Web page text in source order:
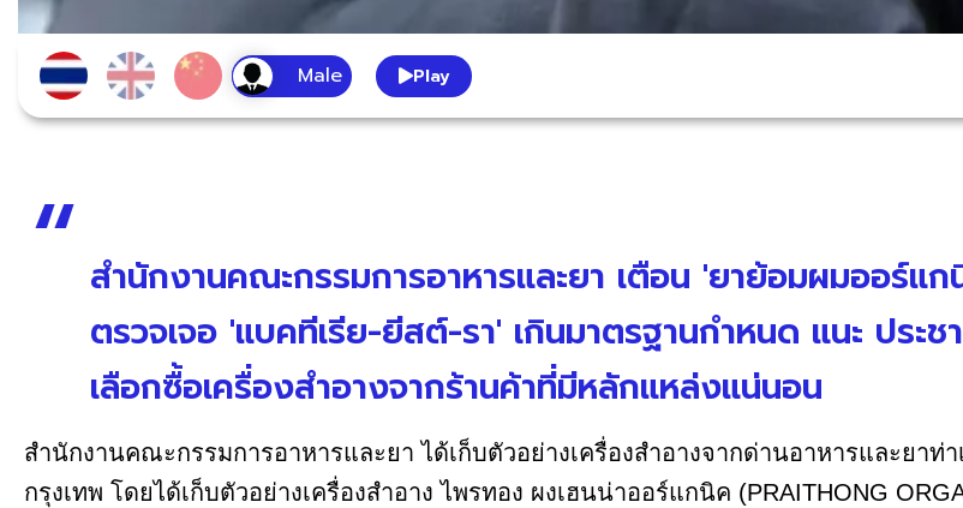
Play
สำนักงานคณะกรรมการอาหารและยา เตือน 'ยาย้อมผมออร์แก
ตรวจเจอ 'แบคทีเรีย-ยีสต์-รา' เกินมาตรฐานกำหนด แนะ ประช
เลือกซื้อเครื่องสำอางจากร้านค้าที่มีหลักแหล่งแน่นอน
สำนักงานคณะกรรมการอาหารและยา ได้เก็บตัวอย่างเครื่องสำอางจากด่านอาหารและยาท่า
กรุงเทพ โดยได้เก็บตัวอย่างเครื่องสำอาง ไพรทอง ผงเฮนน่าออร์แกนิค (PRAITHONG